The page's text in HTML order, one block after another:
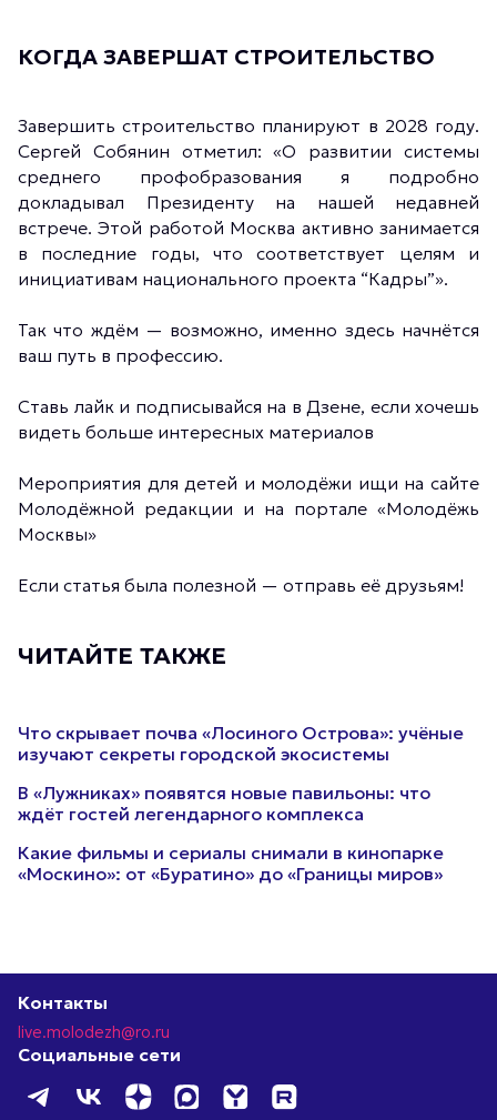
КОГДА ЗАВЕРШАТ СТРОИТЕЛЬСТВО
Завершить строительство планируют в 2028 году.
Сергей Собянин отметил: «О развитии системы
среднего профобразования я подробно
докладывал Президенту на нашей недавней
встрече. Этой работой Москва активно занимается
в последние годы, что соответствует целям и
инициативам национального проекта “Кадры”».
Так что ждём — возможно, именно здесь начнётся
ваш путь в профессию.
Ставь лайк и подписывайся на в Дзене, если хочешь
видеть больше интересных материалов
Мероприятия для детей и молодёжи ищи на сайте
Молодёжной редакции и на портале «Молодёжь
Москвы»
Если статья была полезной — отправь её друзьям!
ЧИТАЙТЕ ТАКЖЕ
Что скрывает почва «Лосиного Острова»: учёные
изучают секреты городской экосистемы
В «Лужниках» появятся новые павильоны: что
ждёт гостей легендарного комплекса
Какие фильмы и сериалы снимали в кинопарке
«Москино»: от «Буратино» до «Границы миров»
Контакты
live.molodezh@ro.ru
Социальные сети